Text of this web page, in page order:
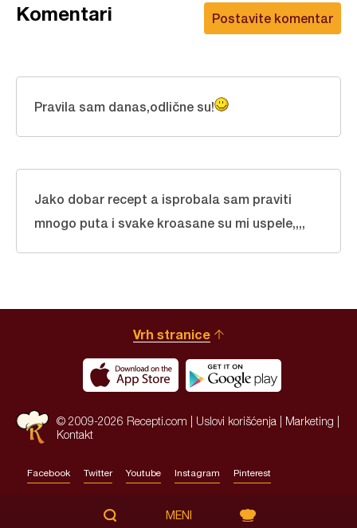
Postavite komentar
Komentari
Pravila sam danas,odlične su!
Jako dobar recept a isprobala sam praviti
mnogo puta i svake kroasane su mi uspele,,,,
Vrh stranice
© 2009-2026 Recepti.com | Uslovi korišćenja Marketing
Kontakt
Facebook Twitter Youtube Instagram Pinterest